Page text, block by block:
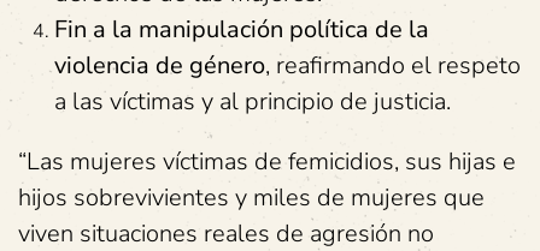
Fin a la manipulación política de la
violencia de género, reafirmando el respeto
a las víctimas y al principio de justicia.
“Las mujeres víctimas de femicidios, sus hijas e
hijos sobrevivientes y miles de mujeres que
viven situaciones reales de agresión no